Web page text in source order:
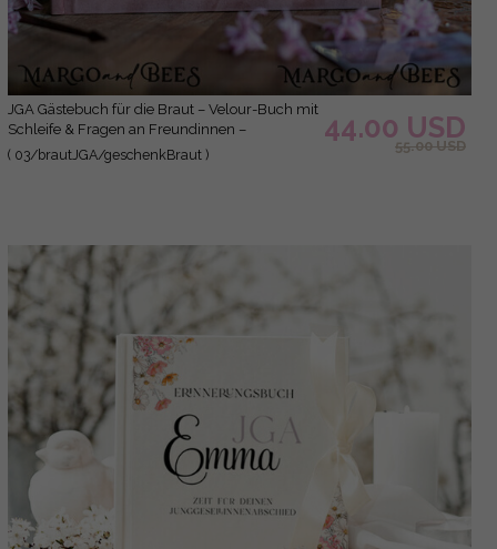
JGA Gästebuch für die Braut – Velour-Buch mit
Schleife & Fragen an Freundinnen –
personalisiert
( 03/brautJGA/geschenkBraut )
44.00 USD
55.00 USD